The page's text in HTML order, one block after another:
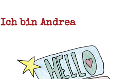
Ich bin Andrea